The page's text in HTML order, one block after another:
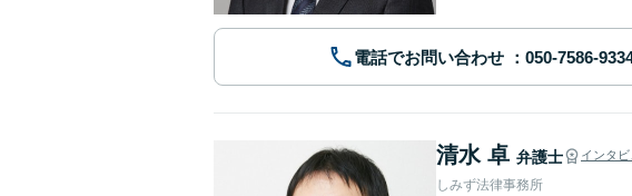
電話でお問い合わせ
清水 卓 弁護士 インタ
しみず法律事務所